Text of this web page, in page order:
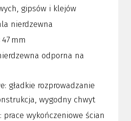
gipsów i klejów
nierdzewna
mm
odporna na
gładkie rozprowadzanie
wygodny chwyt
prace wykończeniowe ścian